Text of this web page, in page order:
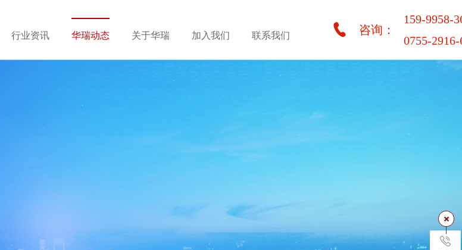
行业资讯 华瑞动态 关于华瑞 加入我们 联系我们 咨询：
159-9958-
0755-2916-